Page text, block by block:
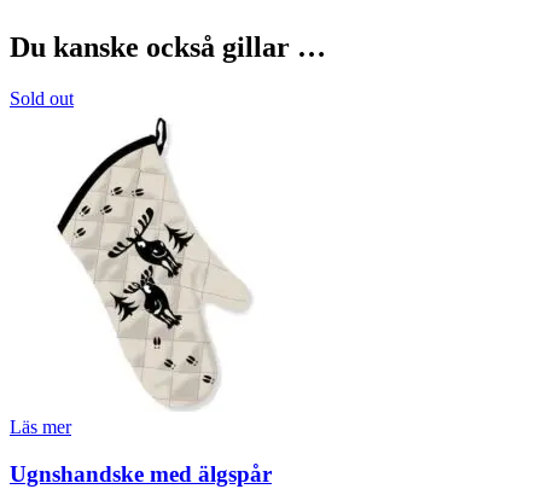
Du kanske också gillar …
Sold out
Läs mer
Ugnshandske med älgspår